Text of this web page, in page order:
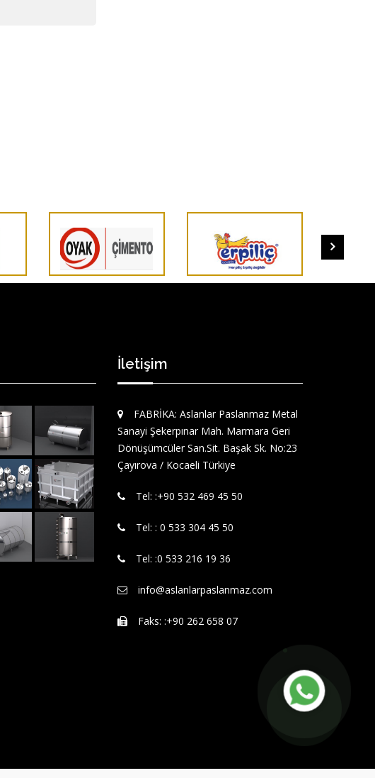
İletişim
FABRİKA: Aslanlar Paslanmaz Metal
Sanayi Şekerpınar Mah. Marmara Geri
Dönüşümcüler San.Sit. Başak Sk. No:23
Çayırova / Kocaeli Türkiye
Tel: :‪+90 532 469 45 50‬
Tel: : 0 533 304 45 50
Tel: :0 533 216 19 36
info@aslanlarpaslanmaz.com
Faks: :+90 262 658 07